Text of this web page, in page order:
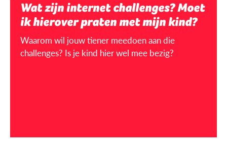
Wat zijn internet challenges? Moet
ik hierover praten met mijn kind?
Waarom wil jouw tiener meedoen aan die
challenges? Is je kind hier wel mee bezig?